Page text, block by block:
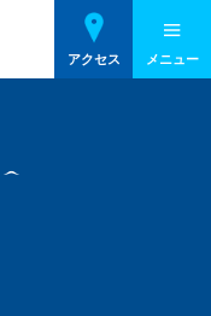
メニュー
アクセス